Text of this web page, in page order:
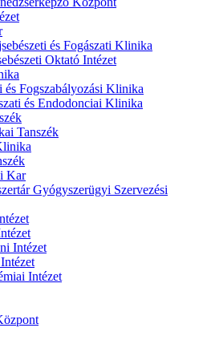
és Fogászati Klinika
Oktató Intézet
és Fogszabályozási Klinika
és Endodonciai Klinika
Tanszék
Kar
Gyógyszerügyi Szervezési
Intézet
Intézet